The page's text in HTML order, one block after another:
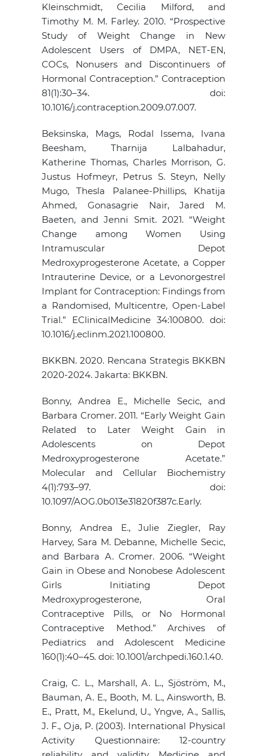
Kleinschmidt, Cecilia Milford, and
Timothy M. M. Farley. 2010. “Prospective
Study of Weight Change in New
Adolescent Users of DMPA, NET-EN,
COCs, Nonusers and Discontinuers of
Hormonal Contraception.” Contraception
81(1):30–34. doi:
10.1016/j.contraception.2009.07.007.
Beksinska, Mags, Rodal Issema, Ivana
Beesham, Tharnija Lalbahadur,
Katherine Thomas, Charles Morrison, G.
Justus Hofmeyr, Petrus S. Steyn, Nelly
Mugo, Thesla Palanee-Phillips, Khatija
Ahmed, Gonasagrie Nair, Jared M.
Baeten, and Jenni Smit. 2021. “Weight
Change among Women Using
Intramuscular Depot
Medroxyprogesterone Acetate, a Copper
Intrauterine Device, or a Levonorgestrel
Implant for Contraception: Findings from
a Randomised, Multicentre, Open-Label
Trial.” EClinicalMedicine 34:100800. doi:
10.1016/j.eclinm.2021.100800.
BKKBN. 2020. Rencana Strategis BKKBN
2020-2024. Jakarta: BKKBN.
Bonny, Andrea E., Michelle Secic, and
Barbara Cromer. 2011. “Early Weight Gain
Related to Later Weight Gain in
Adolescents on Depot
Medroxyprogesterone Acetate.”
Molecular and Cellular Biochemistry
4(1):793–97. doi:
10.1097/AOG.0b013e31820f387c.Early.
Bonny, Andrea E., Julie Ziegler, Ray
Harvey, Sara M. Debanne, Michelle Secic,
and Barbara A. Cromer. 2006. “Weight
Gain in Obese and Nonobese Adolescent
Girls Initiating Depot
Medroxyprogesterone, Oral
Contraceptive Pills, or No Hormonal
Contraceptive Method.” Archives of
Pediatrics and Adolescent Medicine
160(1):40–45. doi: 10.1001/archpedi.160.1.40.
Craig, C. L., Marshall, A. L., Sjöström, M.,
Bauman, A. E., Booth, M. L., Ainsworth, B.
E., Pratt, M., Ekelund, U., Yngve, A., Sallis,
J. F., Oja, P. (2003). International Physical
Activity Questionnaire: 12-country